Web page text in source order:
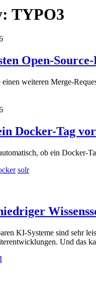
TYPO3
Open-
weiteren Merge-
Docker-Tag
ob ein Docker-
solr
KI-Systeme sind sehr
Und das